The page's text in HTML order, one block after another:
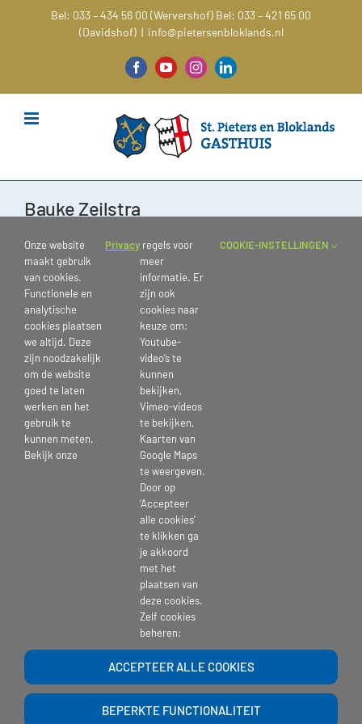
Bel: 033 – 434 56 00 (Wervershof) Bel: 033 – 421 65 00
(Davidshof) | info@pietersenbloklands.nl
FacebookYouTubeInstagramLinkedIn
Bauke Zeilstra
Copyright 2017 | St. Pieters en Bloklands Gasthuis |website-beheer
Onze website
maakt gebruik
van cookies.
Functionele en
analytische
cookies plaatsen
we altijd. Deze
zijn noodzakelijk
om de website
goed te laten
werken en het
gebruik te
kunnen meten.
Bekijk onze
Privacy regels voor
meer
informatie. Er
zijn ook
cookies naar
keuze om:
Youtube-
video’s te
kunnen
bekijken,
Vimeo-videos
te bekijken,
Kaarten van
Google Maps
te weergeven.
Door op
‘Accepteer
alle cookies’
te klikken ga
je akkoord
met het
plaatsen van
deze cookies.
Zelf cookies
beheren:
COOKIE-INSTELLINGEN
ACCEPTEER ALLE COOKIES
BEPERKTE FUNCTIONALITEIT